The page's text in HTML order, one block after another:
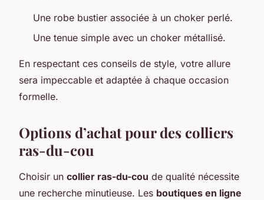
Une robe bustier associée à un choker perlé.
Une tenue simple avec un choker métallisé.
En respectant ces conseils de style, votre allure
sera impeccable et adaptée à chaque occasion
formelle.
Options d’achat pour des colliers
ras-du-cou
Choisir un collier ras-du-cou de qualité nécessite
une recherche minutieuse. Les boutiques en ligne